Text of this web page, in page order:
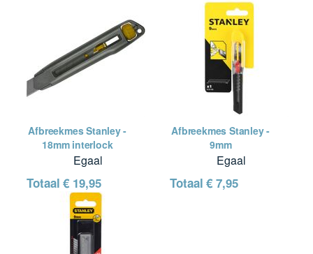
Afbreekmes Stanley -
18mm interlock
Egaal
Totaal € 19,95
Afbreekmes Stanley -
9mm
Egaal
Totaal € 7,95